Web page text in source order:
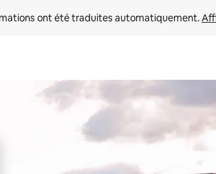
ont été traduites automatiquement.